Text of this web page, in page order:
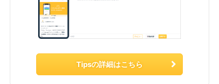
Tipsの詳細はこちら